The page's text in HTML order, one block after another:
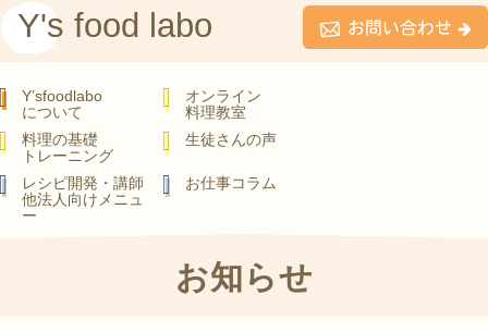
Y's food labo
Y’sfoodlabo
について
オンライン
料理教室
料理の基礎
トレーニング
生徒さんの声
レシピ開発・講師
他法人向けメニュ
ー
お仕事コラム
お知らせ